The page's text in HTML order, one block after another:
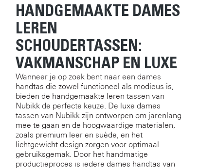
HANDGEMAAKTE DAMES
LEREN
SCHOUDERTASSEN:
VAKMANSCHAP EN LUXE
Wanneer je op zoek bent naar een dames
handtas die zowel functioneel als modieus is,
bieden de handgemaakte leren tassen van
Nubikk de perfecte keuze. De luxe dames
tassen van Nubikk zijn ontworpen om jarenlang
mee te gaan en de hoogwaardige materialen,
zoals premium leer en suède, en het
lichtgewicht design zorgen voor optimaal
gebruiksgemak. Door het handmatige
productieproces is iedere dames handtas van